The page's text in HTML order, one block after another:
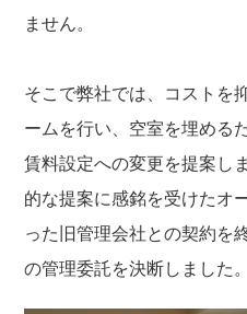
ません。
そこで弊社では、コストを
ームを行い、空室を埋める
賃料設定への変更を提案し
的な提案に感銘を受けたオ
った旧管理会社との契約を
の管理委託を決断しました。